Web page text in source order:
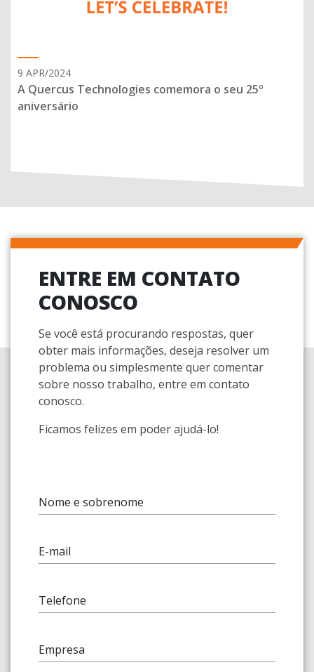
9 APR/2024
A Quercus Technologies comemora o seu 25º
aniversário
ENTRE EM CONTATO
CONOSCO
Se você está procurando respostas, quer
obter mais informações, deseja resolver um
problema ou simplesmente quer comentar
sobre nosso trabalho, entre em contato
conosco.
Ficamos felizes em poder ajudá-lo!
Nome e sobrenome
E-mail
Telefone
Empresa